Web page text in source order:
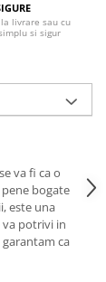
livrare sau cu
si sigur
va fi ca o
bogate
este una
potrivi in
ca